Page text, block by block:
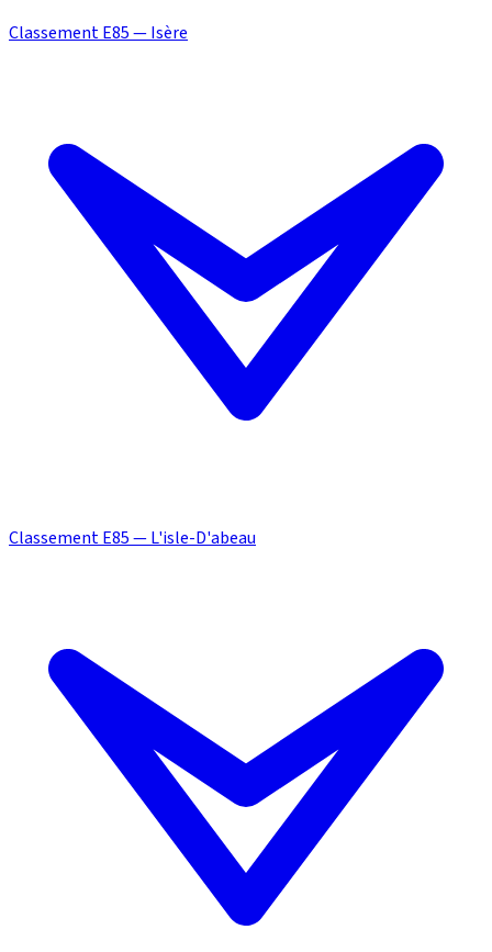
Classement E85 — Isère
Classement E85 — L'isle-D'abeau